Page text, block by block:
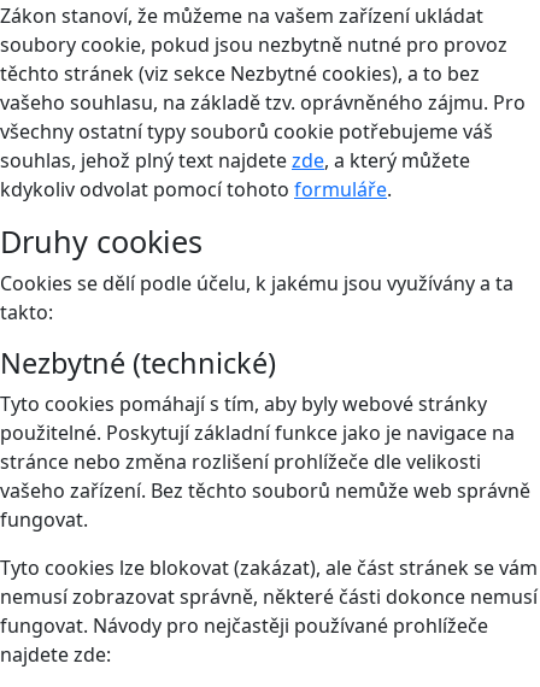
Zákon stanoví, že můžeme na vašem zařízení ukládat
soubory cookie, pokud jsou nezbytně nutné pro provoz
těchto stránek (viz sekce Nezbytné cookies), a to bez
vašeho souhlasu, na základě tzv. oprávněného zájmu. Pro
všechny ostatní typy souborů cookie potřebujeme váš
souhlas, jehož plný text najdetezde, a který můžete
kdykoliv odvolat pomocí tohoto formuláře.
Druhy cookies
Cookies se dělí podle účelu, k jakému jsou využívány a ta
takto:
Nezbytné (technické)
Tyto cookies pomáhají s tím, aby byly webové stránky
použitelné. Poskytují základní funkce jako je navigace na
stránce nebo změna rozlišení prohlížeče dle velikosti
vašeho zařízení. Bez těchto souborů nemůže web správně
fungovat.
Tyto cookies lze blokovat (zakázat), ale část stránek se vám
nemusí zobrazovat správně, některé části dokonce nemusí
fungovat. Návody pro nejčastěji používané prohlížeče
najdete zde: